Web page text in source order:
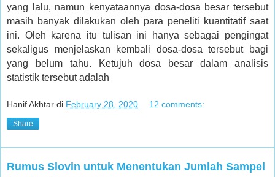
yang lalu, namun kenyataannya dosa-dosa besar tersebut
masih banyak dilakukan oleh para peneliti kuantitatif saat
ini. Oleh karena itu tulisan ini hanya sebagai pengingat
sekaligus menjelaskan kembali dosa-dosa tersebut bagi
yang belum tahu. Ketujuh dosa besar dalam analisis
statistik tersebut adalah
Hanif Akhtar di February 28, 2020 12 comments:
Share
Rumus Slovin untuk Menentukan Jumlah Sampel